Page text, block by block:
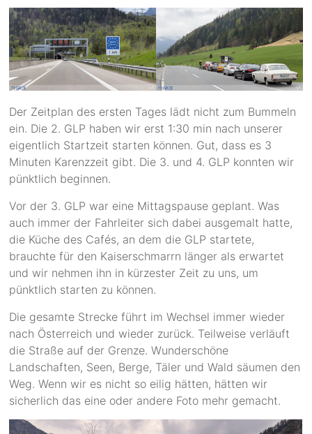
Der Zeitplan des ersten Tages lädt nicht zum Bummeln
ein. Die 2. GLP haben wir erst 1:30 min nach unserer
eigentlich Startzeit starten können. Gut, dass es 3
Minuten Karenzzeit gibt. Die 3. und 4. GLP konnten wir
pünktlich beginnen.
Vor der 3. GLP war eine Mittagspause geplant. Was
auch immer der Fahrleiter sich dabei ausgemalt hatte,
die Küche des Cafés, an dem die GLP startete,
brauchte für den Kaiserschmarrn länger als erwartet
und wir nehmen ihn in kürzester Zeit zu uns, um
pünktlich starten zu können.
Die gesamte Strecke führt im Wechsel immer wieder
nach Österreich und wieder zurück. Teilweise verläuft
die Straße auf der Grenze. Wunderschöne
Landschaften, Seen, Berge, Täler und Wald säumen den
Weg. Wenn wir es nicht so eilig hätten, hätten wir
sicherlich das eine oder andere Foto mehr gemacht.